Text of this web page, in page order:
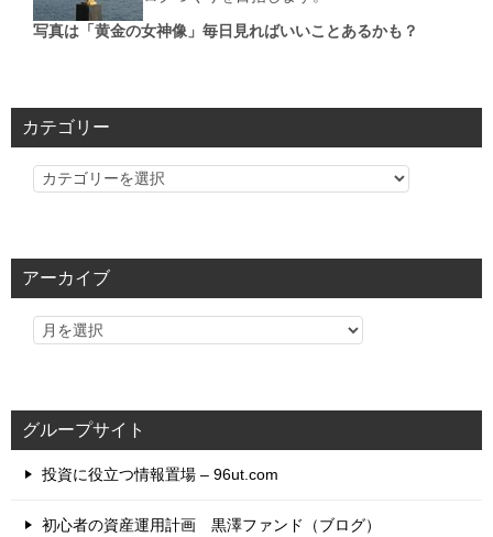
写真は「黄金の女神像」毎日見ればいいことあるかも？
カテゴリー
カ
リ
アーカイブ
グループサイト
投資に役立つ情報置場 – 96ut.com
初心者の資産運用計画 黒澤ファンド（ブログ）